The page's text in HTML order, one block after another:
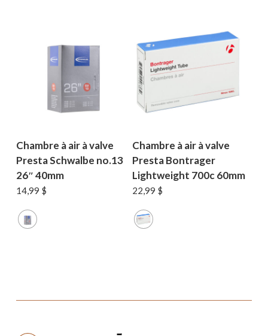
Chambre à air à valve
Presta Schwalbe no.13
26″ 40mm
14,99 $
Chambre à air à valve
Presta Bontrager
Lightweight 700c 60mm
22,99 $